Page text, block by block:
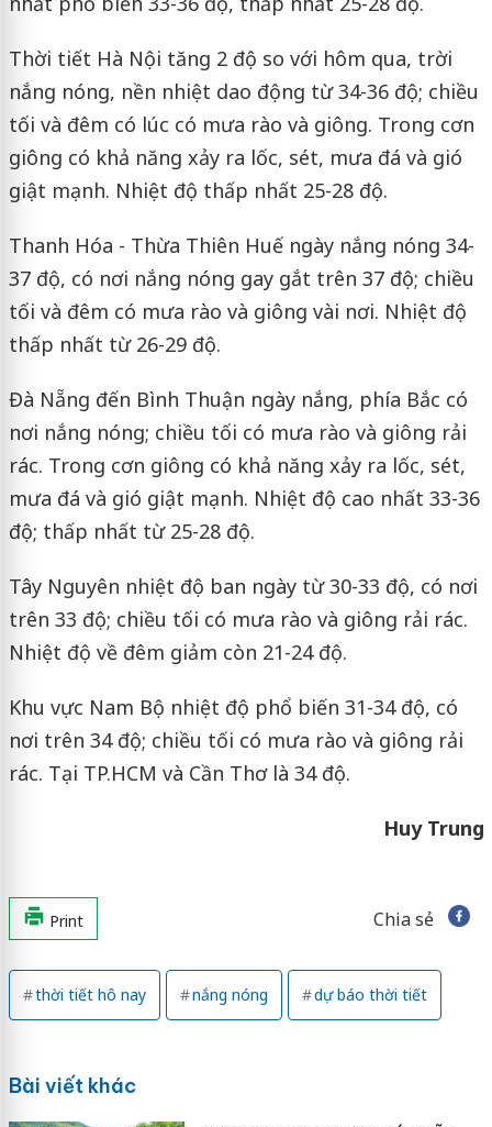
Thời tiết Hà Nội tăng 2 độ so với hôm qua, trời
nắng nóng, nền nhiệt dao động từ 34-36 độ; chiều
tối và đêm có lúc có mưa rào và giông. Trong cơn
giông có khả năng xảy ra lốc, sét, mưa đá và gió
giật mạnh. Nhiệt độ thấp nhất 25-28 độ.
Thanh Hóa - Thừa Thiên Huế ngày nắng nóng 34-
37 độ, có nơi nắng nóng gay gắt trên 37 độ; chiều
tối và đêm có mưa rào và giông vài nơi. Nhiệt độ
thấp nhất từ 26-29 độ.
Đà Nẵng đến Bình Thuận ngày nắng, phía Bắc có
nơi nắng nóng; chiều tối có mưa rào và giông rải
rác. Trong cơn giông có khả năng xảy ra lốc, sét,
mưa đá và gió giật mạnh. Nhiệt độ cao nhất 33-36
độ; thấp nhất từ 25-28 độ.
Tây Nguyên nhiệt độ ban ngày từ 30-33 độ, có nơi
trên 33 độ; chiều tối có mưa rào và giông rải rác.
Nhiệt độ về đêm giảm còn 21-24 độ.
Khu vực Nam Bộ nhiệt độ phổ biến 31-34 độ, có
nơi trên 34 độ; chiều tối có mưa rào và giông rải
rác. Tại TP.HCM và Cần Thơ là 34 độ.
Huy Trung
Print Chia sẻ
thời tiết hô nay nắng nóng dự báo thời tiết
Bài viết khác